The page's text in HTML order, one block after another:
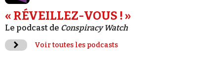
« RÉVEILLEZ-VOUS ! »
Le podcast de Conspiracy Watch
Voir toutes les podcasts